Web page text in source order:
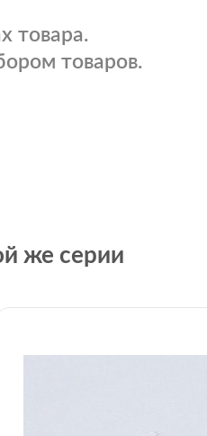
товара.
товаров.
же серии